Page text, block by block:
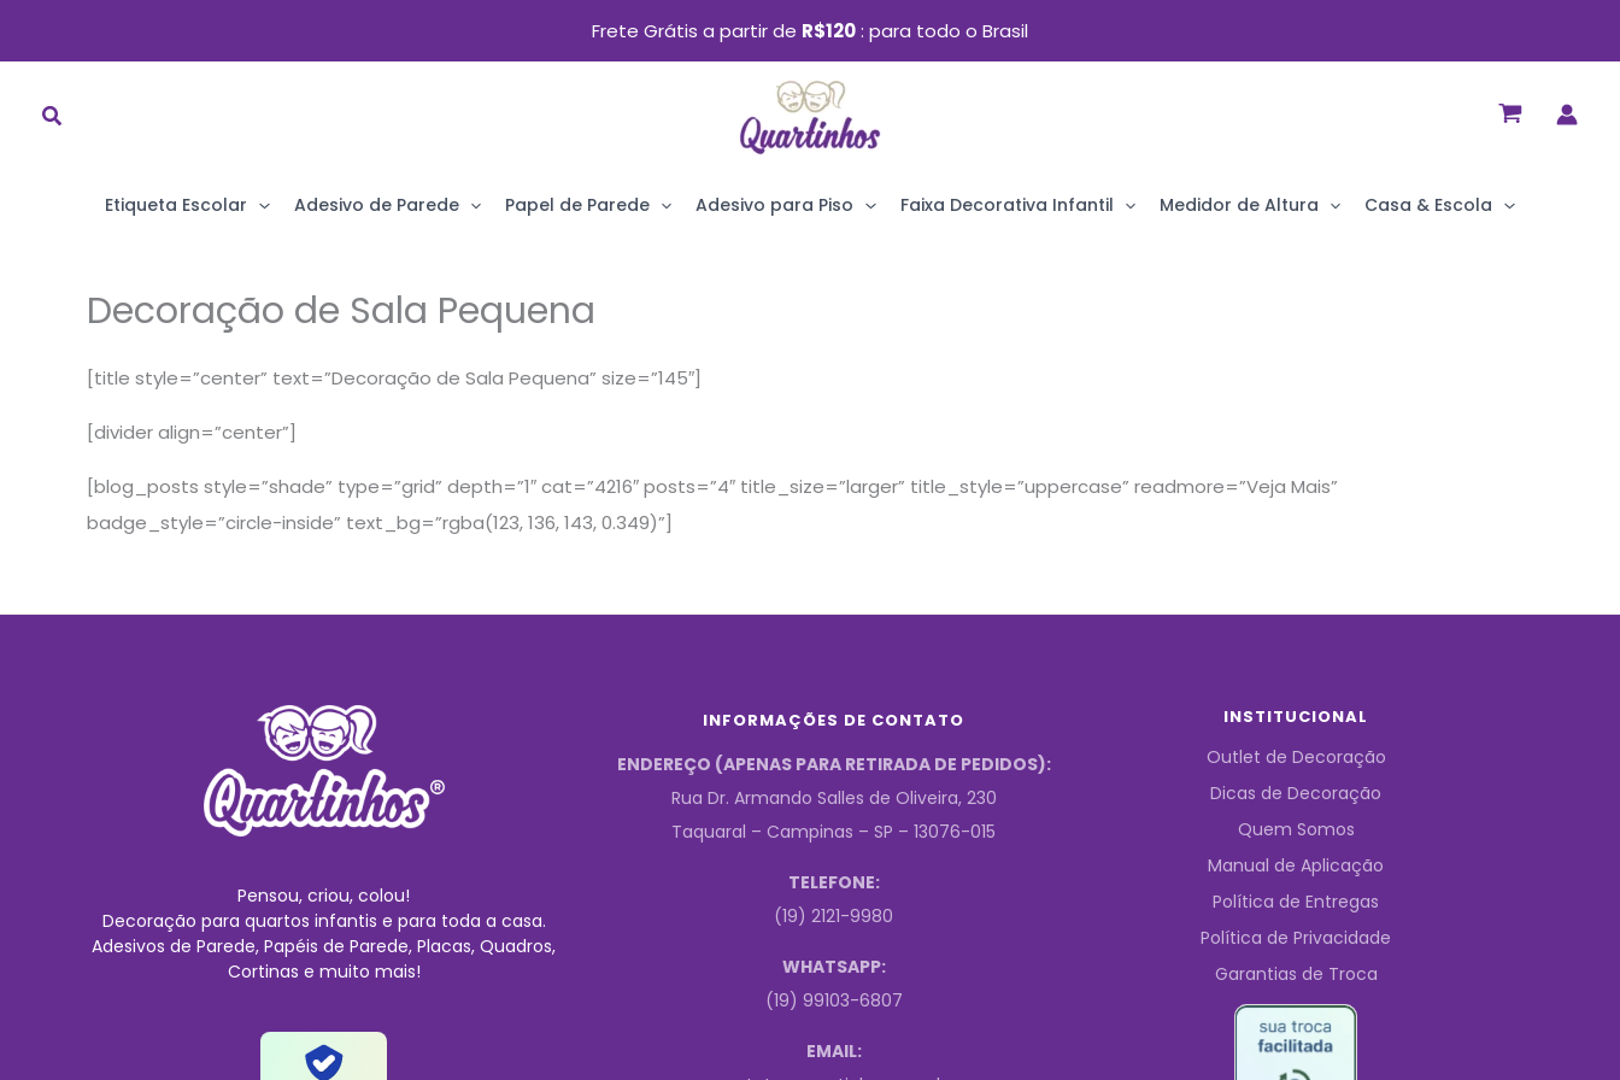
Ir
Frete Grátis a partir de R$120 para todo o Brasil
Etiqueta Escolar Adesivo de Parede Papel de Parede Adesivo para Piso Faixa Decorativa Infantil Medidor de Altura Casa & Escola
Decoração de Sala Pequena
[title style=”center” text=”Decoração de Sala Pequena” size=”145″]
[divider align=”center”]
[blog_posts style=”shade” type=”grid” depth=”1″ cat=”4216″ posts=”4″ title_size=”larger” title_style=”uppercase” readmore=”Veja Mais”
badge_style=”circle-inside” text_bg=”rgba(123, 136, 143, 0.349)”]
Pensou, criou, colou!
Decoração para quartos infantis e para toda a casa.
Adesivos de Parede, Papéis de Parede, Placas, Quadros,
Cortinas e muito mais!
INFORMAÇÕES DE CONTATO
ENDEREÇO (APENAS PARA RETIRADA DE PEDIDOS):
Rua Dr. Armando Salles de Oliveira, 230
Taquaral – Campinas – SP – 13076-015
TELEFONE:
(19) 2121-9980
WHATSAPP:
(19) 99103-6807
EMAIL:
INSTITUCIONAL
Outlet de Decoração
Dicas de Decoração
Quem Somos
Manual de Aplicação
Política de Entregas
Política de Privacidade
Garantias de Troca